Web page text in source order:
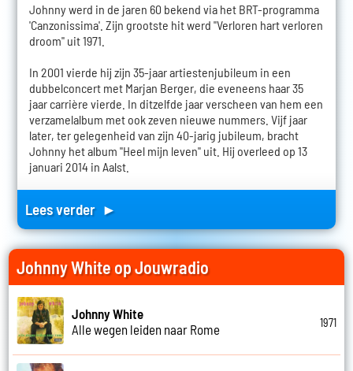
Johnny werd in de jaren 60 bekend via het BRT-programma
'Canzonissima'. Zijn grootste hit werd "Verloren hart verloren
droom" uit 1971.
In 2001 vierde hij zijn 35-jaar artiestenjubileum in een
dubbelconcert met Marjan Berger, die eveneens haar 35
jaar carrière vierde. In ditzelfde jaar verscheen van hem een
verzamelalbum met ook zeven nieuwe nummers. Vijf jaar
later, ter gelegenheid van zijn 40-jarig jubileum, bracht
Johnny het album "Heel mijn leven" uit. Hij overleed op 13
januari 2014 in Aalst.
Lees verder ►
Johnny White op Jouwradio
Johnny White
Alle wegen leiden naar Rome
1971